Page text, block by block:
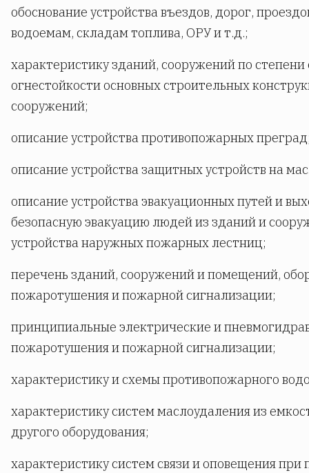
обоснование устройства въездов, дорог,
водоемам, складам топлива, ОРУ и т.д.;
характеристику зданий, сооружений по
огнестойкости основных строительных
сооружений;
описание устройства противопожарных
описание устройства защитных устройств на
описание устройства эвакуационных путей и
безопасную эвакуацию людей из зданий и
устройства наружных пожарных лестниц;
перечень зданий, сооружений и помещений,
пожаротушения и пожарной сигнализации;
принципиальные электрические и
пожаротушения и пожарной сигнализации;
характеристику и схемы противопожарного
характеристику систем маслоудаления из
другого оборудования;
характеристику систем связи и оповещения при